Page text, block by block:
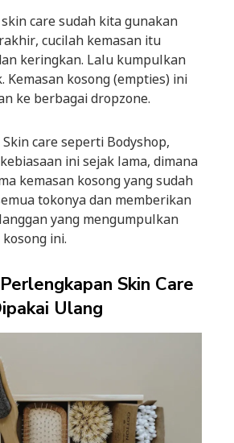
care sudah kita gunakan
cucilah kemasan itu
keringkan. Lalu kumpulkan
Kemasan kosong (empties) ini
ke berbagai dropzone.
care seperti Bodyshop,
ini sejak lama, dimana
kemasan kosong yang sudah
tokonya dan memberikan
yang mengumpulkan
ini.
Skin Care
Ulang